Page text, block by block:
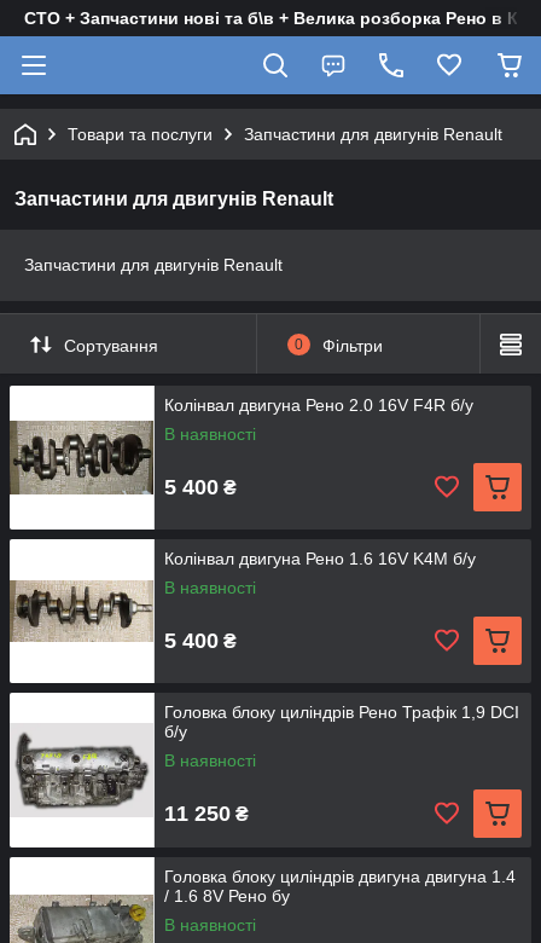
СТО + Запчастини нові та б\в + Велика розборка Рено в
Товари та послуги Запчастини для двигунів Renault
Запчастини для двигунів Renault
Запчастини для двигунів Renault
Сортування 0 Фільтри
Колінвал двигуна Рено 2.0 16V F4R б/у
В наявності
5 400 ₴
Колінвал двигуна Рено 1.6 16V K4M б/у
В наявності
5 400 ₴
Головка блоку циліндрів Рено Трафік 1,9 DCI
б/у
В наявності
11 250 ₴
Головка блоку циліндрів двигуна двигуна 1.4
/ 1.6 8V Рено бу
В наявності